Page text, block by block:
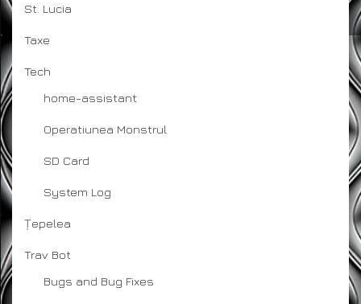
St. Lucia
Taxe
Tech
home-assistant
Operatiunea Monstrul
SD Card
System Log
Țepelea
Trav Bot
Bugs and Bug Fixes